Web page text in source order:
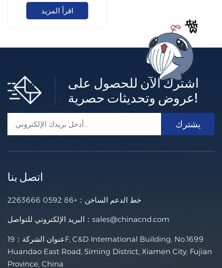
اقرأ المزيد
اشترك الآن للحصول على
عروض وتحديثات حصرية!
اتصل بنا
خط الدعم الساخن： +86 0592 2263666
البريد الإلكتروني للتواصل： sales@chinacnd.com
عنوان الشركة：19F, C&D International Building, No.1699
Huandao East Road, Siming District, Xiamen City, Fujian
Province, China